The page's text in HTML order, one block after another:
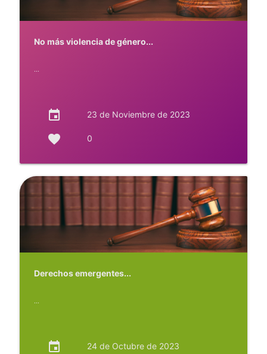
No más violencia de género...
...
event 23 de Noviembre de 2023
favorite 0
Derechos emergentes...
...
event 24 de Octubre de 2023